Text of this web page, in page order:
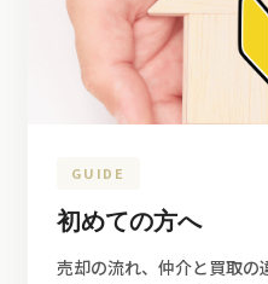
GUIDE
初めての方へ
売却の流れ、仲介と買取の